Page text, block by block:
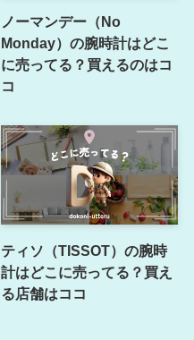
ノーマンデー（No
Monday）の腕時計はどこ
に売ってる？買えるのはコ
コ
ティソ（TISSOT）の腕時
計はどこに売ってる？買え
る店舗はココ